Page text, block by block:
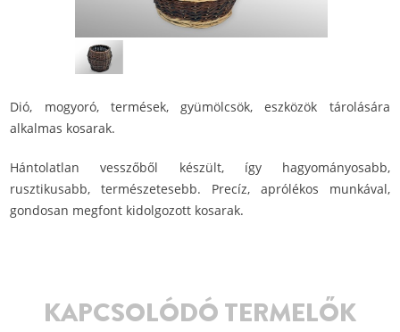
Dió, mogyoró, termések, gyümölcsök, eszközök tárolására
alkalmas kosarak.
Hántolatlan vesszőből készült, így hagyományosabb,
rusztikusabb, természetesebb. Precíz, aprólékos munkával,
gondosan megfont kidolgozott kosarak.
KAPCSOLÓDÓ TERMELŐK